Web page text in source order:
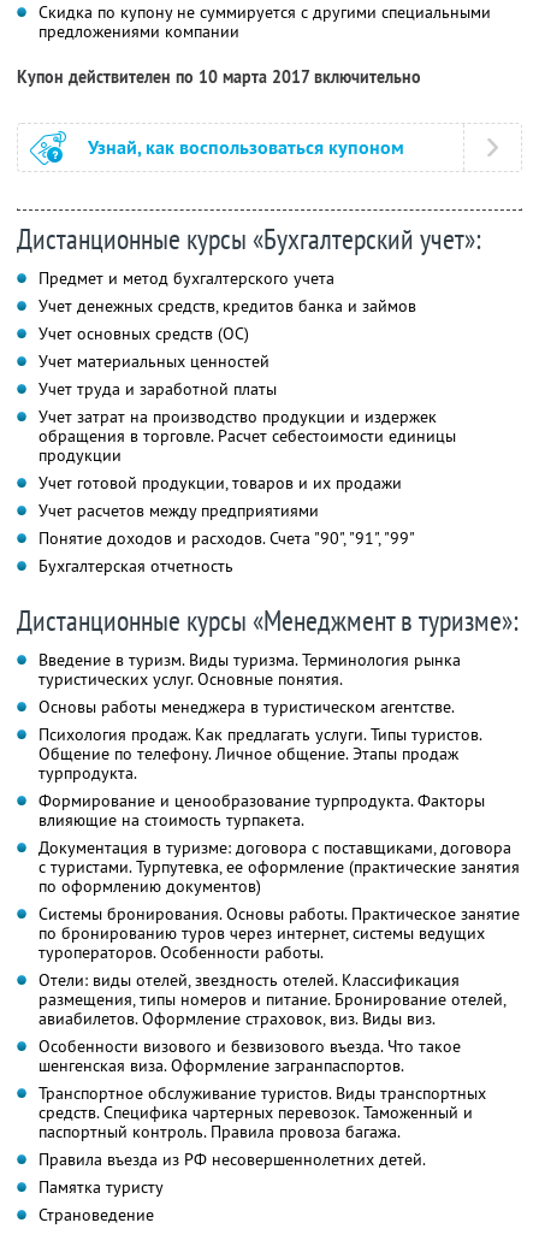
Скидка по купону не суммируется с другими специальными
предложениями компании
Купон действителен по 10 марта 2017 включительно
Узнай, как воспользоваться купоном
Дистанционные курсы «Бухгалтерский учет»:
Предмет и метод бухгалтерского учета
Учет денежных средств, кредитов банка и займов
Учет основных средств (ОС)
Учет материальных ценностей
Учет труда и заработной платы
Учет затрат на производство продукции и издержек
обращения в торговле. Расчет себестоимости единицы
продукции
Учет готовой продукции, товаров и их продажи
Учет расчетов между предприятиями
Понятие доходов и расходов. Счета "90", "91", "99"
Бухгалтерская отчетность
Дистанционные курсы «Менеджмент в туризме»:
Введение в туризм. Виды туризма. Терминология рынка
туристических услуг. Основные понятия.
Основы работы менеджера в туристическом агентстве.
Психология продаж. Как предлагать услуги. Типы туристов.
Общение по телефону. Личное общение. Этапы продаж
турпродукта.
Формирование и ценообразование турпродукта. Факторы
влияющие на стоимость турпакета.
Документация в туризме: договора с поставщиками, договора
с туристами. Турпутевка, ее оформление (практические занятия
по оформлению документов)
Системы бронирования. Основы работы. Практическое занятие
по бронированию туров через интернет, системы ведущих
туроператоров. Особенности работы.
Отели: виды отелей, звездность отелей. Классификация
размещения, типы номеров и питание. Бронирование отелей,
авиабилетов. Оформление страховок, виз. Виды виз.
Особенности визового и безвизового въезда. Что такое
шенгенская виза. Оформление загранпаспортов.
Транспортное обслуживание туристов. Виды транспортных
средств. Специфика чартерных перевозок. Таможенный и
паспортный контроль. Правила провоза багажа.
Правила въезда из РФ несовершеннолетних детей.
Памятка туристу
Страноведение